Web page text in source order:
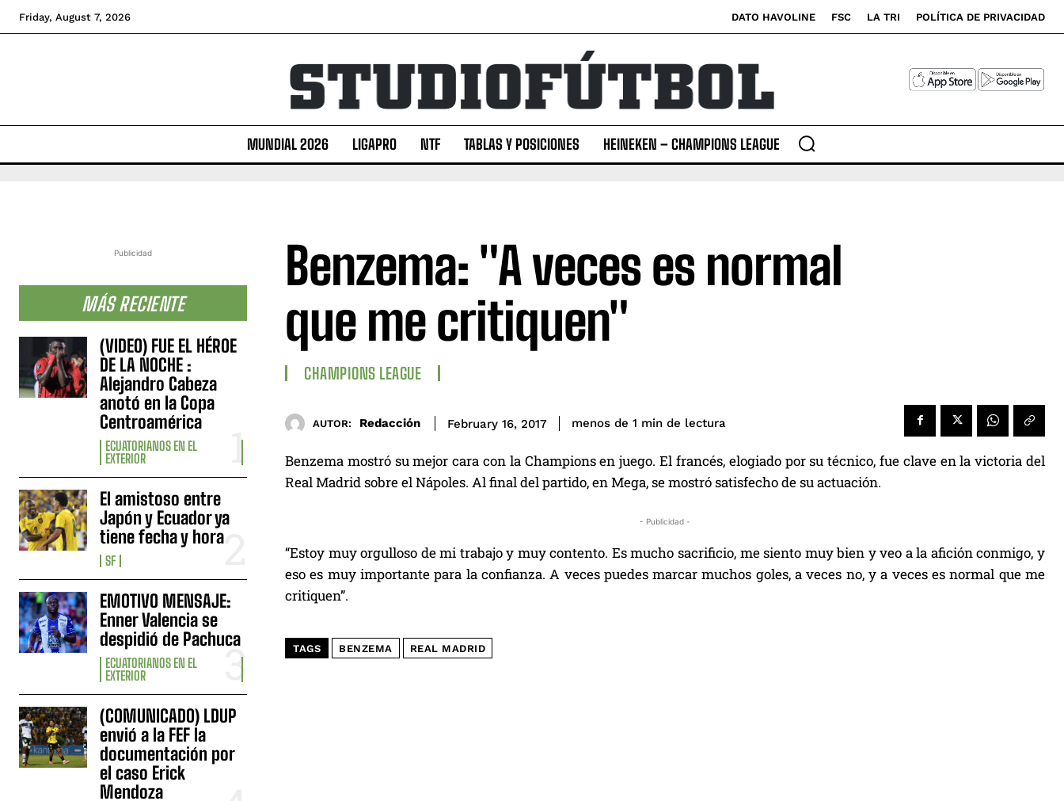
Friday, August 7, 2026 DATO HAVOLINE FSC LA TRI POLÍTICA DE PRIVACIDAD
MUNDIAL 2026 LIGAPRO NTF TABLAS Y POSICIONES HEINEKEN – CHAMPIONS LEAGUE
Publicidad
MÁS RECIENTE
(VIDEO) FUE EL HÉROE
DE LA NOCHE :
Alejandro Cabeza
anotó en la Copa
Centroamérica
ECUATORIANOS EN EL
EXTERIOR
El amistoso entre
Japón y Ecuador ya
tiene fecha y hora
SF
EMOTIVO MENSAJE:
Enner Valencia se
despidió de Pachuca
ECUATORIANOS EN EL
EXTERIOR
(COMUNICADO) LDUP
envió a la FEF la
documentación por
el caso Erick
Mendoza
Benzema: "A veces es normal
que me critiquen"
CHAMPIONS LEAGUE
AUTOR: Redacción February 16, 2017 menos de 1 min de lectura
Benzema mostró su mejor cara con la Champions en juego. El francés, elogiado por su técnico, fue clave en la victoria del
Real Madrid sobre el Nápoles. Al final del partido, en Mega, se mostró satisfecho de su actuación.
- Publicidad -
“Estoy muy orgulloso de mi trabajo y muy contento. Es mucho sacrificio, me siento muy bien y veo a la afición conmigo, y
eso es muy importante para la confianza. A veces puedes marcar muchos goles, a veces no, y a veces es normal que me
critiquen”.
TAGS BENZEMA REAL MADRID